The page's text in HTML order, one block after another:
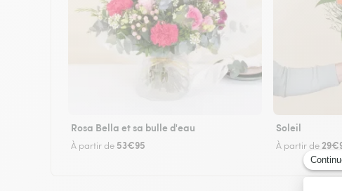
Rosa Bella et sa bulle d'eau
À partir de 53€95
Soleil
À partir de